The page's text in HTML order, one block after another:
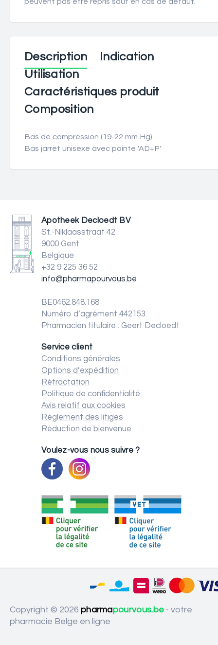
Description
Indication
Utilisation
Caractéristiques produit
Composition
Bas de compression (19-22 mm Hg)
Bas jarret unisexe avec pointe 'AD+P'
Apotheek Decloedt BV
St.-Niklaasstraat 42
9000 Gent
Belgique
+32 9 225 36 52
info@pharmapourvous.be
BE0462.848.168
Numéro d’agrément 442153
Pharmacien titulaire : Geert Decloedt
Service client
Conditions générales
Options d’expédition
Rétractation
Politique de confidentialité
Avis relatif aux cookies
Règlement des litiges
Réduction de bienvenue
Voulez-vous nous suivre ?
Copyright © 2026 pharmapourvous.be - votre
pharmacie Belge en ligne